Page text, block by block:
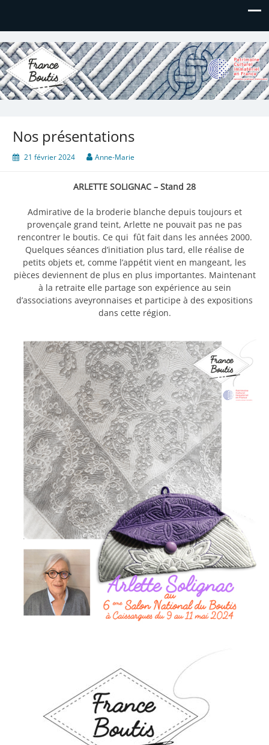
France Boutis
Le site de France Boutis
Nos présentations
21 février 2024 Anne-Marie
ARLETTE SOLIGNAC – Stand 28
Admirative de la broderie blanche depuis toujours et
provençale grand teint, Arlette ne pouvait pas ne pas
rencontrer le boutis. Ce qui fût fait dans les années 2000.
Quelques séances d’initiation plus tard, elle réalise de
petits objets et, comme l’appétit vient en mangeant, les
pièces deviennent de plus en plus importantes. Maintenant
à la retraite elle partage son expérience au sein
d’associations aveyronnaises et participe à des expositions
dans cette région.